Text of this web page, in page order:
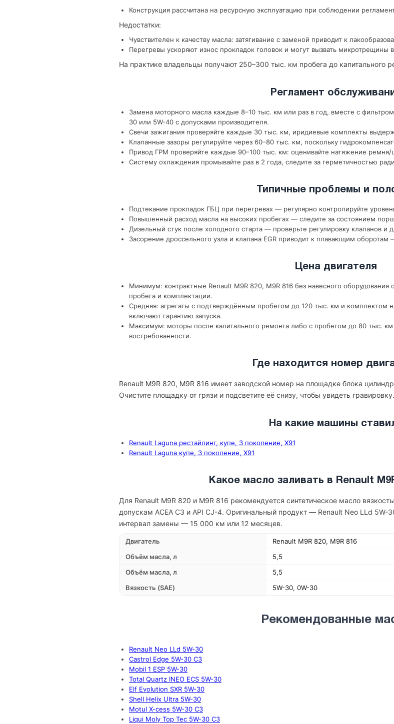
Конструкция рассчитана на ресурсную эксплуатацию при соблюдении
Недостатки:
Чувствителен к качеству масла: затягивание с заменой приводит к
Перегревы ускоряют износ прокладок головок и могут вызвать микротрещины
На практике владельцы получают 250–300 тыс. км пробега до капитального
Регламент
Замена моторного масла каждые 8–10 тыс. км или раз в год, вместе с
30 или 5W-40 с допусками производителя.
Свечи зажигания проверяйте каждые 30 тыс. км, иридиевые комплекты
Клапанные зазоры регулируйте через 60–80 тыс. км, поскольку
Привод ГРМ проверяйте каждые 90–100 тыс. км: оценивайте натяжение ремня/
Систему охлаждения промывайте раз в 2 года, следите за герметичностью
Типичные проблемы и
Подтекание прокладок ГБЦ при перегревах — регулярно контролируйте
Повышенный расход масла на высоких пробегах — следите за состоянием
Дизельный стук после холодного старта — проверьте регулировку клапанов и
Засорение дроссельного узла и клапана EGR приводит к плавающим
Цена двигателя
Минимум: контрактные Renault M9R 820, M9R 816 без навесного оборудования
пробега и комплектации.
Средняя: агрегаты с подтверждённым пробегом до 120 тыс. км и комплектом
включают гарантию запуска.
Максимум: моторы после капитального ремонта либо с пробегом до 80 тыс.
востребованности.
Где находится номер
Renault M9R 820, M9R 816 имеет заводской номер на площадке блока
Очистите площадку от грязи и подсветите её снизу, чтобы увидеть гравировку.
На какие машины
Renault Laguna рестайлинг, купе, 3 поколение, X91
Renault Laguna купе, 3 поколение, X91
Какое масло заливать в Renault
Для Renault M9R 820 и M9R 816 рекомендуется синтетическое масло
допускам ACEA C3 и API CJ-4. Оригинальный продукт — Renault Neo LLd 5W-
интервал замены — 15 000 км или 12 месяцев.
Двигатель
Renault M9R 820, M9R 816
Объём масла, л
5,5
Объём масла, л
5,5
Вязкость (SAE)
5W-30, 0W-30
Рекомендованные
Renault Neo LLd 5W-30
Castrol Edge 5W-30 C3
Mobil 1 ESP 5W-30
Total Quartz INEO ECS 5W-30
Elf Evolution SXR 5W-30
Shell Helix Ultra 5W-30
Motul X-cess 5W-30 C3
Liqui Moly Top Tec 5W-30 C3